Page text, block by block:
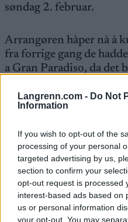
Langrenn.com - Do Not
Information
If you wish to opt-out of the
processing of your personal
targeted advertising by us,
section to confirm your
opt-out request is processed
interest-based ads based on
us or personal information
your opt-out. You may
søndag 2. februar.
Arrangøren håper nå å
fra forrige gang de
a Gran Paradiso, da det
vant foran Francesco
franske Lucas Chanavat
med svenske Johanna
Beslutningen bankes
møtet på FIS-
ettermiddag.